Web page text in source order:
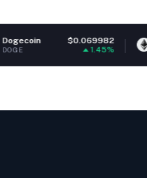
$0.069982 Ethereum
ETH